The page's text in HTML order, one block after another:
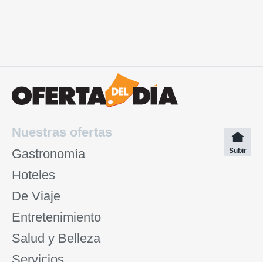
Nuestras ofertas
Gastronomía
Hoteles
De Viaje
Entretenimiento
Salud y Belleza
Subir